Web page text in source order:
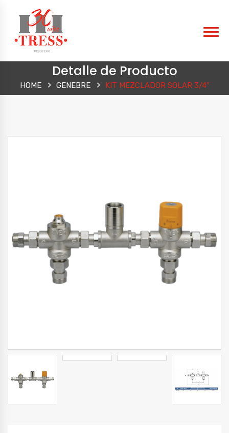
Detalle de Producto
HOME GENEBRE KIT MEZCLADOR SOLAR 3/4″